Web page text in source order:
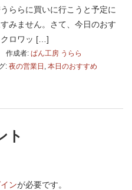
ららに買いに行こうと予定に
みません。さて、今日のおす
クロワッ […]
作成者: ぱん工房 うらら
: 夜の営業日 本日のおすすめ
ト
ンが必要です。